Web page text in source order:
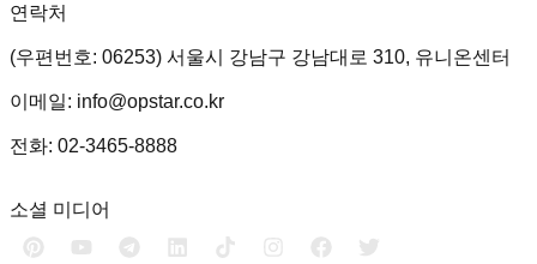
연락처
(우편번호: 06253) 서울시 강남구 강남대로 310, 유니온센터
이메일: info@opstar.co.kr
전화: 02-3465-8888
소셜 미디어